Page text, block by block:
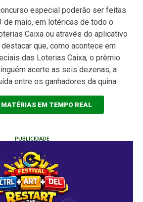
especial poderão ser feitas
de maio, em lotéricas de todo o
Caixa ou através do aplicativo
que, como acontece em
das Loterias Caixa, o prêmio
acerte as seis dezenas, a
entre os ganhadores da quina.
EM TEMPO REAL
PUBLICIDADE